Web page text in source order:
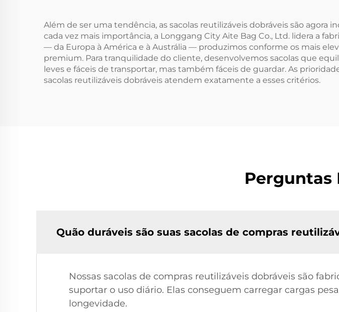
de Letras, Ideal como
Presente
Mercado
Além de ser uma tendência, as sacolas reutilizáveis dobráveis são
cada vez mais importância, a Longgang City Aite Bag Co., Ltd. lidera a
— da Europa à América e à Austrália — produzimos conforme os mais
premium. Para tranquilidade do cliente, desenvolvemos sacolas que
leves e fáceis de transportar, mas também fáceis de guardar. As
sacolas reutilizáveis dobráveis atendem exatamente a esses critérios.
Perguntas
Quão duráveis são suas sacolas de compras
Nossas sacolas de compras reutilizáveis dobráveis são
suportar o uso diário. Elas conseguem carregar cargas
longevidade.